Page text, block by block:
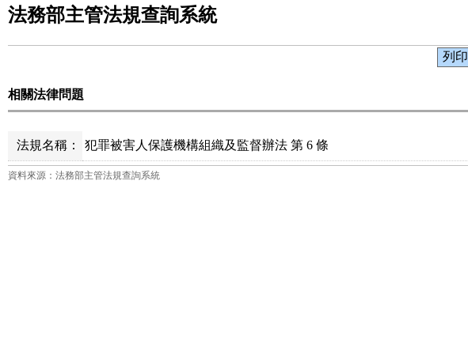
法務部主管法規查詢系統
相關法律問題
法規名稱： 犯罪被害人保護機構組織及監督辦法 第 6 條
資料來源：法務部主管法規查詢系統